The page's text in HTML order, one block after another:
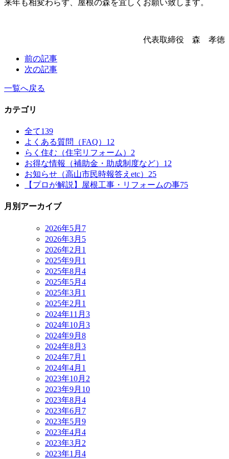
来年も相変わらず、屋根の森を宜しくお願い致します。
代表取締役 森 孝徳
前の記事
次の記事
一覧へ戻る
カテゴリ
全て139
よくある質問（FAQ） 12
らく住む（住宅リフォーム） 2
お得な情報（補助金・助成制度など） 12
お知らせ（高山市民時報答えetc） 25
【プロが解説】屋根工事・リフォームの事75
月別アーカイブ
2026年5月 7
2026年3月 5
2026年2月 1
2025年9月 1
2025年8月 4
2025年5月 4
2025年3月 1
2025年2月 1
2024年11月 3
2024年10月 3
2024年9月 8
2024年8月 3
2024年7月 1
2024年4月 1
2023年10月 2
2023年9月 10
2023年8月 4
2023年6月 7
2023年5月 9
2023年4月 4
2023年3月 2
2023年1月 4